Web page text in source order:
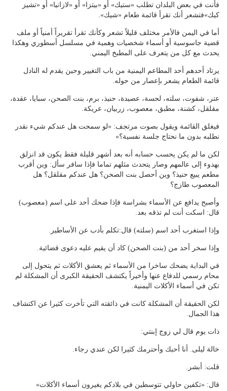
فأنت في بعض البلدان تطلب «ستيك» أو «بيتزا» أو «لازانيا» أو «تشيز
كيك»فتشعر أنك تقرأ قائمة طعام «شيك».
أما في اليمن فالأمر مختلف قليلاً تشعر وكأنك تقرأ تقريراً أمنياً أو ملف
قضية جاسوسية أو أسماء شخصيات وهمية في مسلسل أسطوري وهكذا
يحدث مع كل من يتعرف على المطبخ اليمني.
يرتاد أحدهم أحد المطاعم اليمنية من باب التغيير وحين يقدم له النادل
قائمة الطعام يشعر بإعصار من حوله.
عتر، شفوت، سلته، لحسة، عصيدة، حنيذ، برم، بنت الصحن، سبايا، عقدة،
مقلقل، كشنة، مطبق، معصوب، زربيان، عريكة.
فيغلق القائمة ويقول بصوت مرتجف: «لو سمحت هل عندكم شيء نقدر
نطلبه بدون ما نحتاج جلسة نفسية؟»
لكن ما لم يكن يحسب حسابه أنه بعد أشهر قليلة فقط يكون قد انزلق
بهدوء إلى عالمهم وصار يتحدث مثلهم تماما فإذا سافر سأل: وين أقرب
مطعم يبيع حنيذ؟ وين أحصل بنت الصحن؟ هل عندكم مقلقل؟ هل
المعصوب طازج؟
وأصبح يدافع عن الأسماء بشراسة فإذا ضحك أحد على اسم (معصوب)
قال: اسكت أنت لم تذقه بعد.
وإذا استغرب أحد اسم (سلته) قال:تكلم بأدب عن الأساطير.
وإذا سخر أحد من (بنت الصحن) كاد أن يقيم عليه دعوى قضائية.
في البداية يضحك ساخرا من الأسماء ثم يعشق الأكلات ثم يتحول إلى
محام رسمي للدفاع عنها وأخيراً يكتشف الحقيقة الكبرى أن المشكلة لم
تكن في أسماء الأكلات اليمنية.
لكن الحقيقة أن المشكلة كانت في ذائقته التي تأخرت كثيرا عن اكتشاف
هذا الجمال.
ذات يوم قال لي زوج إبنتي:
خالة ليلى. أنا أحبك وأحترمك كثيرا لكن عندي رجاء.
قلت: أبشر.
قال: «تكفين حاولي تتوسطين في بلادكم يغيرون أسماء الأكلات»